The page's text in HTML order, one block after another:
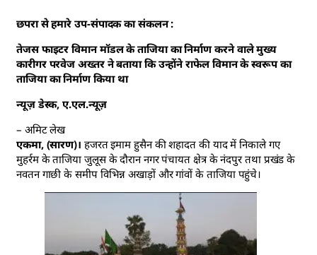
छपरा से हमारे उप-संपादक का संकलन :
तेजस फाइटर विमान मॉडल के ताजिया का निर्माण करने वाले मुख्य
कारीगर परवेज अख्तर ने बताया कि उन्होंने राफेल विमान के स्वरूप का
ताजिया का निर्माण किया था
न्यूज़ डेस्क, ए.एल.न्यूज़
– अमिट लेख
एकमा, (सारण)। हजरत इमाम हुसैन की शहादत की याद में निकाले गए
मुहर्रम के ताजिया जुलूस के दौरान नगर पंचायत क्षेत्र के नंदपुर तथा प्रखंड के
नवतन गाछी के समीप विभिन्न अखाड़ों और गांवों के ताजिया पहुंचे।